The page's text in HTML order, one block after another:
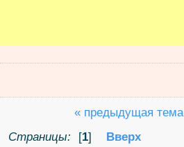
« предыдущая тема
Страницы:
[1] Вверх